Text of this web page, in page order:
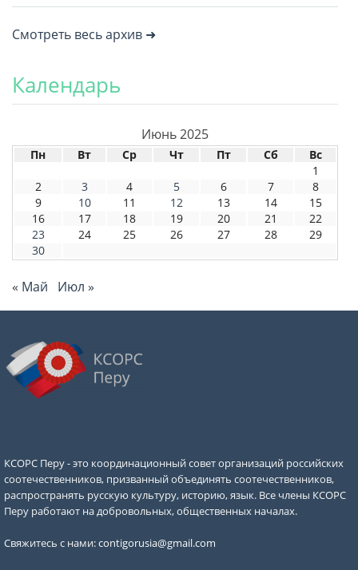
Смотреть весь архив ➜
Календарь
Июнь 2025
Пн Вт Ср Чт Пт Сб
Вс
1
2
3 4 5 6 7
8
9
10 11 12 13 14
15
16
17 18 19 20 21
22
23
24 25 26 27 28
29
30
« Май Июл »
КСОРС Перу - это координационный совет организаций российских
соотечественников, призванный объединять соотечественников,
распространять русскую культуру, историю, язык. Все члены КСОРС
Перу работают на добровольных, общественных началах.
Свяжитесь с нами:contigorusia@gmail.com